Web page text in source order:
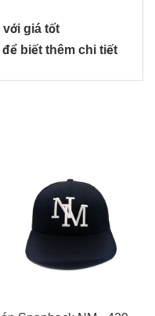
với giá tốt
để biết thêm chi tiết